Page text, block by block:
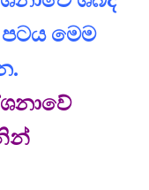
මෙම